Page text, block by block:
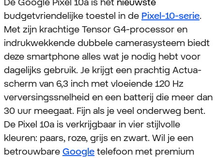
budgetvriendelijke toestel in de Pixel-10-serie.
Met zijn krachtige Tensor G4-processor en
indrukwekkende dubbele camerasysteem biedt
deze smartphone alles wat je nodig hebt voor
dagelijks gebruik. Je krijgt een prachtig Actua-
scherm van 6,3 inch met vloeiende 120 Hz
verversingssnelheid en een batterij die meer dan
30 uur meegaat. Fijn als je veel onderweg bent.
De Pixel 10a is verkrijgbaar in vier stijlvolle
kleuren: paars, roze, grijs en zwart. Wil je een
betrouwbare Google telefoon met premium